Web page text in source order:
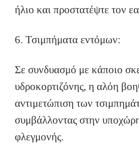
ήλιο και προστατέψτε τον
6. Τσιμπήματα εντόμων:
Σε συνδυασμό με κάποιο
υδροκορτιζόνης, η αλόη
αντιμετώπιση των
συμβάλλοντας στην
φλεγμονής.